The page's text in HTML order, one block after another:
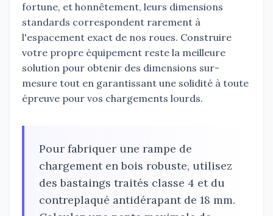
fortune, et honnêtement, leurs dimensions
standards correspondent rarement à
l'espacement exact de nos roues. Construire
votre propre équipement reste la meilleure
solution pour obtenir des dimensions sur-
mesure tout en garantissant une solidité à toute
épreuve pour vos chargements lourds.
Pour fabriquer une rampe de
chargement en bois robuste, utilisez
des bastaings traités classe 4 et du
contreplaqué antidérapant de 18 mm.